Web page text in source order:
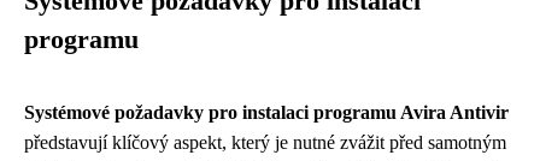
programu
Systémové požadavky pro instalaci programu Avira Antivir
představují klíčový aspekt, který je nutné zvážit před samotným